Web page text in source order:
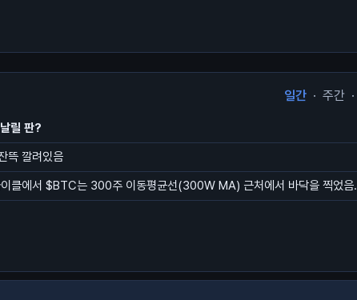
일간 · 주간 ·
릴 판?
뜩 깔려있음
클에서 $BTC는 300주 이동평균선(300W MA) 근처에서 바닥을 찍었음.